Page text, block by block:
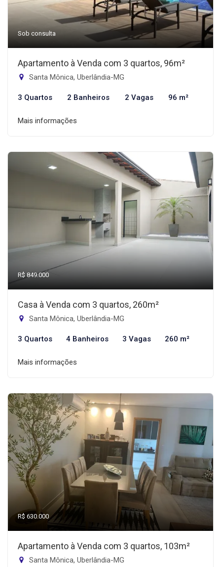
Sob consulta
Apartamento à Venda com 3 quartos, 96m²
Santa Mônica, Uberlândia-MG
3 Quartos 2 Banheiros 2 Vagas 96 m²
Mais informações
R$ 849.000
Casa à Venda com 3 quartos, 260m²
Santa Mônica, Uberlândia-MG
3 Quartos 4 Banheiros 3 Vagas 260 m²
Mais informações
R$ 630.000
Apartamento à Venda com 3 quartos, 103m²
Santa Mônica, Uberlândia-MG